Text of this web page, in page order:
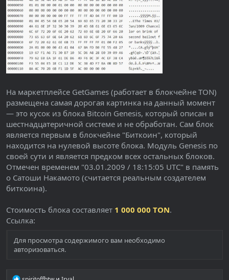
На маркетплейсе GetGames (работает в блокчейне TON)
размещена самая дорогая картинка на данный момент
— это кусок из блока Bitcoin Genesis, который описан в
шестнадцатеричной системе и не обработан. Сам блок
является первым в блокчейне "Биткоин", который
находится на нулевой высоте блока. Модуль Genesis по
своей сути и является предком всех остальных блоков.
Отмечен временем "03.01.2009 / 18:15:05 UTC" в память
о Сатоши Накамото (считается реальным создателем
биткоина).
Стоимость блока составляет 1 000 000 TON.
Ссылка:
Для просмотра содержимого вам необходимо
авторизоваться.